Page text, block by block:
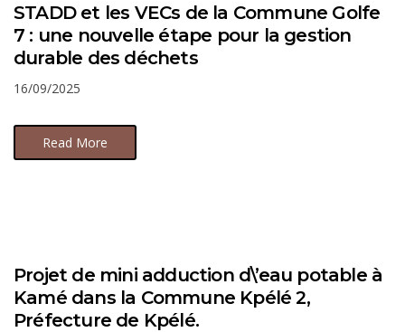
STADD et les VECs de la Commune Golfe
7 : une nouvelle étape pour la gestion
durable des déchets
16/09/2025
Read More
Projet de mini adduction d\’eau potable à
Kamé dans la Commune Kpélé 2,
Préfecture de Kpélé.